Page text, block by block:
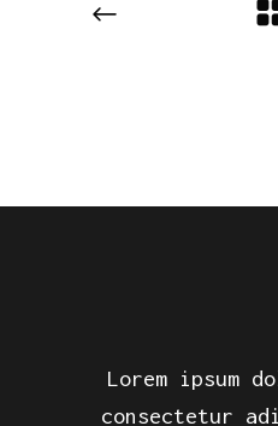
Lorem ipsum
consectetur